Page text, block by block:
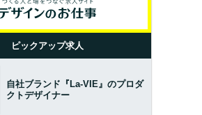
ピックアップ求人
自社ブランド『La-VIE』のプロダ
クトデザイナー